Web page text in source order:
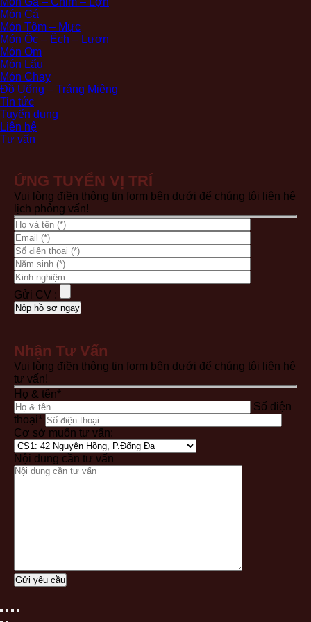
Món Cá
Món Tôm – Mực
Món Ốc – Ếch – Lươn
Món Om
Món Lẩu
Món Chay
Đồ Uống – Tráng Miệng
Tin tức
Tuyển dụng
Liên hệ
Tư vấn
ỨNG TUYỂN VỊ TRÍ
Vui lòng điền thông tin form bên dưới để chúng tôi liên hệ
lịch phỏng vấn!
Gửi CV :
Nhận Tư Vấn
Vui lòng điền thông tin form bên dưới để chúng tôi liên hệ
tư vấn!
Họ & tên*
Số điện
thoại*
Cơ sở muốn tư vấn:
Nội dung cần tư vấn